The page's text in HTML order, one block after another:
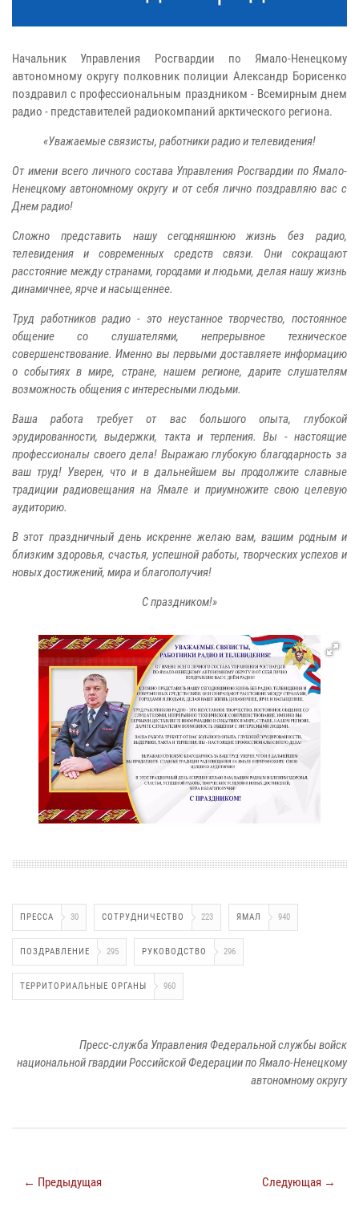
Начальник Управления Росгвардии по Ямало-Ненецкому
автономному округу полковник полиции Александр Борисенко
поздравил с профессиональным праздником - Всемирным днем
радио - представителей радиокомпаний арктического региона.
«Уважаемые связисты, работники радио и телевидения!
От имени всего личного состава Управления Росгвардии по Ямало-
Ненецкому автономному округу и от себя лично поздравляю вас с
Днем радио!
Сложно представить нашу сегодняшнюю жизнь без радио,
телевидения и современных средств связи. Они сокращают
расстояние между странами, городами и людьми, делая нашу жизнь
динамичнее, ярче и насыщеннее.
Труд работников радио - это неустанное творчество, постоянное
общение со слушателями, непрерывное техническое
совершенствование. Именно вы первыми доставляете информацию
о событиях в мире, стране, нашем регионе, дарите слушателям
возможность общения с интересными людьми.
Ваша работа требует от вас большого опыта, глубокой
эрудированности, выдержки, такта и терпения. Вы - настоящие
профессионалы своего дела! Выражаю глубокую благодарность за
ваш труд! Уверен, что и в дальнейшем вы продолжите славные
традиции радиовещания на Ямале и приумножите свою целевую
аудиторию.
В этот праздничный день искренне желаю вам, вашим родным и
близким здоровья, счастья, успешной работы, творческих успехов и
новых достижений, мира и благополучия!
С праздником!»
ПРЕССА 30 СОТРУДНИЧЕСТВО 223 ЯМАЛ 940
ПОЗДРАВЛЕНИЕ 295 РУКОВОДСТВО 296
ТЕРРИТОРИАЛЬНЫЕ ОРГАНЫ 960
Пресс-служба Управления Федеральной службы войск
национальной гвардии Российской Федерации по Ямало-Ненецкому
автономному округу
← Предыдущая Следующая →